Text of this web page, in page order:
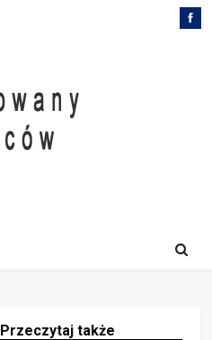
Przeczytaj także